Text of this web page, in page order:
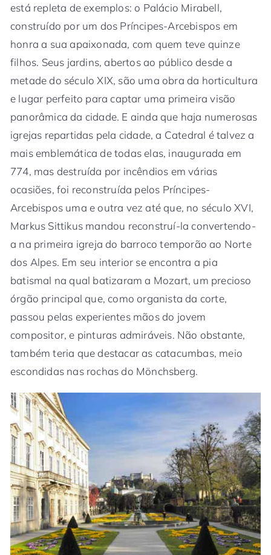
está repleta de exemplos: o Palácio Mirabell,
construído por um dos Príncipes-Arcebispos em
honra a sua apaixonada, com quem teve quinze
filhos. Seus jardins, abertos ao público desde a
metade do século XIX, são uma obra da horticultura
e lugar perfeito para captar uma primeira visão
panorâmica da cidade. E ainda que haja numerosas
igrejas repartidas pela cidade, a Catedral é talvez a
mais emblemática de todas elas, inaugurada em
774, mas destruída por incêndios em várias
ocasiões, foi reconstruída pelos Príncipes-
Arcebispos uma e outra vez até que, no século XVI,
Markus Sittikus mandou reconstruí-la convertendo-
a na primeira igreja do barroco temporão ao Norte
dos Alpes. Em seu interior se encontra a pia
batismal na qual batizaram a Mozart, um precioso
órgão principal que, como organista da corte,
passou pelas experientes mãos do jovem
compositor, e pinturas admiráveis. Não obstante,
também teria que destacar as catacumbas, meio
escondidas nas rochas do Mönchsberg.